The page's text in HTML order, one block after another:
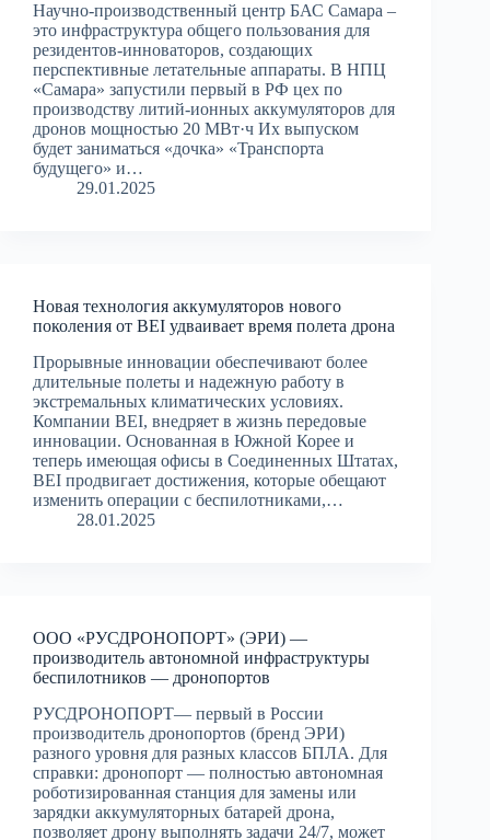
Научно-производственный центр БАС Самара –
это инфраструктура общего пользования для
резидентов-инноваторов, создающих
перспективные летательные аппараты. В НПЦ
«Самара» запустили первый в РФ цех по
производству литий-ионных аккумуляторов для
дронов мощностью 20 МВт·ч Их выпуском
будет заниматься «дочка» «Транспорта
будущего» и…
29.01.2025
Новая технология аккумуляторов нового
поколения от BEI удваивает время полета дрона
Прорывные инновации обеспечивают более
длительные полеты и надежную работу в
экстремальных климатических условиях.
Компании BEI, внедряет в жизнь передовые
инновации. Основанная в Южной Корее и
теперь имеющая офисы в Соединенных Штатах,
BEI продвигает достижения, которые обещают
изменить операции с беспилотниками,…
28.01.2025
ООО «РУСДРОНОПОРТ» (ЭРИ) —
производитель автономной инфраструктуры
беспилотников — дронопортов
РУСДРОНОПОРТ— первый в России
производитель дронопортов (бренд ЭРИ)
разного уровня для разных классов БПЛА. Для
справки: дронопорт — полностью автономная
роботизированная станция для замены или
зарядки аккумуляторных батарей дрона,
позволяет дрону выполнять задачи 24/7, может